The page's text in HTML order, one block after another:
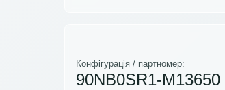
Конфігурація / партномер:
90NB0SR1-M13650